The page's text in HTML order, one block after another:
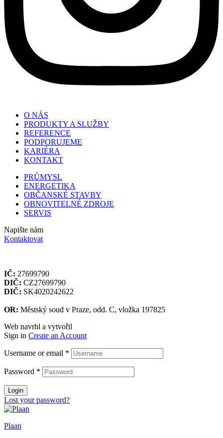
O NÁS
PRODUKTY A SLUŽBY
REFERENCE
PODPORUJEME
KARIÉRA
KONTAKT
PRŮMYSL
ENERGETIKA
OBČANSKÉ STAVBY
OBNOVITELNÉ ZDROJE
SERVIS
Napište nám
Kontaktovat
IČ: 27699790
DIČ: CZ27699790
DIČ: SK4020242622
OR: Městský soud v Praze, odd. C, vložka 197825
Web navrhl a vytvořil
Sign in Create an Account
Username or email *
Password *
Login
Lost your password?
Plaan